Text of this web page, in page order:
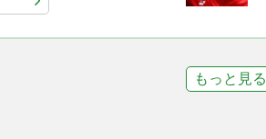
もっと見る